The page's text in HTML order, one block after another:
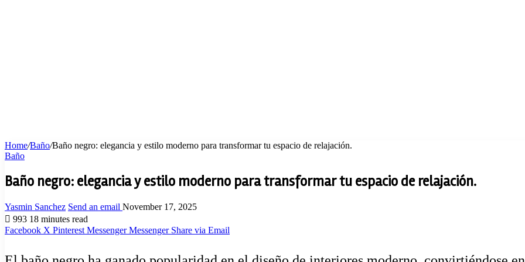
Home/Baño/Baño negro: elegancia y estilo moderno para transformar tu espacio de relajación.
Baño
Baño negro: elegancia y estilo moderno para transformar tu espacio de relajación.
Yasmin Sanchez Send an email November 17, 2025
993 18 minutes read
Facebook X Pinterest Messenger Messenger Share via Email